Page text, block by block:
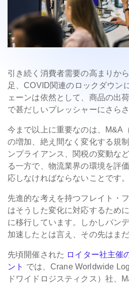
引き続く消費者需要の高まりか
足、COVID関連のロックダウン
ェーンは依然として、商品の出
で甚だしいプレッシャーにさら
今まで以上に重要なのは、M&A
の増加、絶え間なく変化する規
ンプライアンス、関税の変動な
る一方で、物流業界の環境を評
応しなければならないことです
先進的な考えを持つフレイト・
はそうした変化に対応するため
に移行しています。しかしパン
加速したとは言え、その先はま
先頃開催された ロイター社主催
ント では、Crane Worldwide
ドワイドロジスティクス）社、